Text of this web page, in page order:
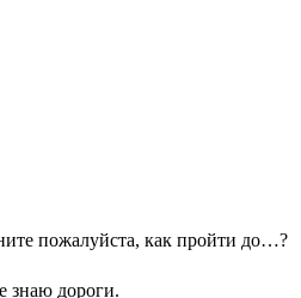
пожалуйста, как пройти до…?
дороги.